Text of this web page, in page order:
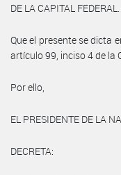
DE LA CAPITAL FEDERAL.
Que el presente se dicta
artículo 99, inciso 4 de la
Por ello,
EL PRESIDENTE DE LA
DECRETA: